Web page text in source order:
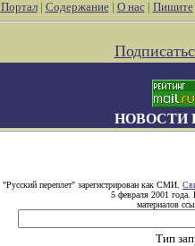
Портал| Содержание| О нас| Пишите
НОВОСТИ
"Русский переплет" зарегистрирован как СМИ.
5 февраля 2001 года.
материалов
Тип